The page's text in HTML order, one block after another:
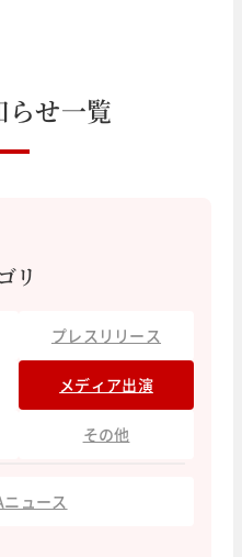
らせ一覧
リ
プレスリリース
メディア出演
その他
ュース